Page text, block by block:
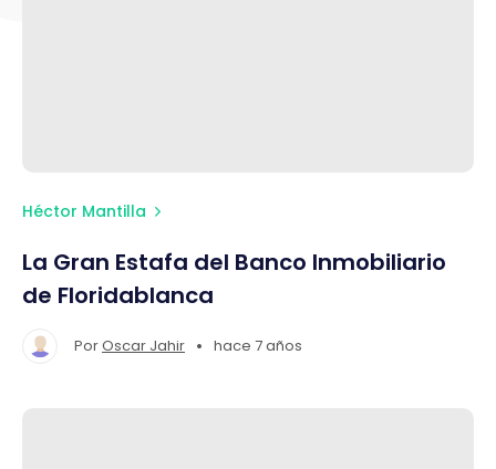
Héctor Mantilla
La Gran Estafa del Banco Inmobiliario
de Floridablanca
PorOscar Jahir • hace 7 años